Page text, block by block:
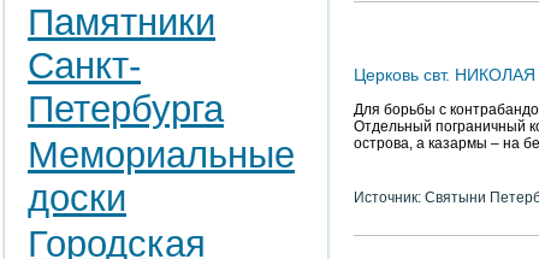
Памятники
Санкт-
Петербурга
Мемориальные
доски
Городская
Церковь свт.
Для борьбы с
Отдельный пограничный
острова, а казармы – на
Источник: Святыни